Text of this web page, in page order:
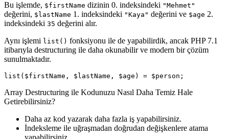
Bu işlemde, $firstName dizinin 0. indeksindeki "Mehmet"
değerini, $lastName 1. indeksindeki "Kaya" değerini ve $age 2.
indeksindeki 35 değerini alır.
Aynı işlemi list() fonksiyonu ile de yapabilirdik, ancak PHP 7.1
itibarıyla destructuring ile daha okunabilir ve modern bir çözüm
sunulmaktadır.
Array Destructuring ile Kodunuzu Nasıl Daha Temiz Hale
Getirebilirsiniz?
Daha az kod yazarak daha fazla iş yapabilirsiniz.
İndeksleme ile uğraşmadan doğrudan değişkenlere atama